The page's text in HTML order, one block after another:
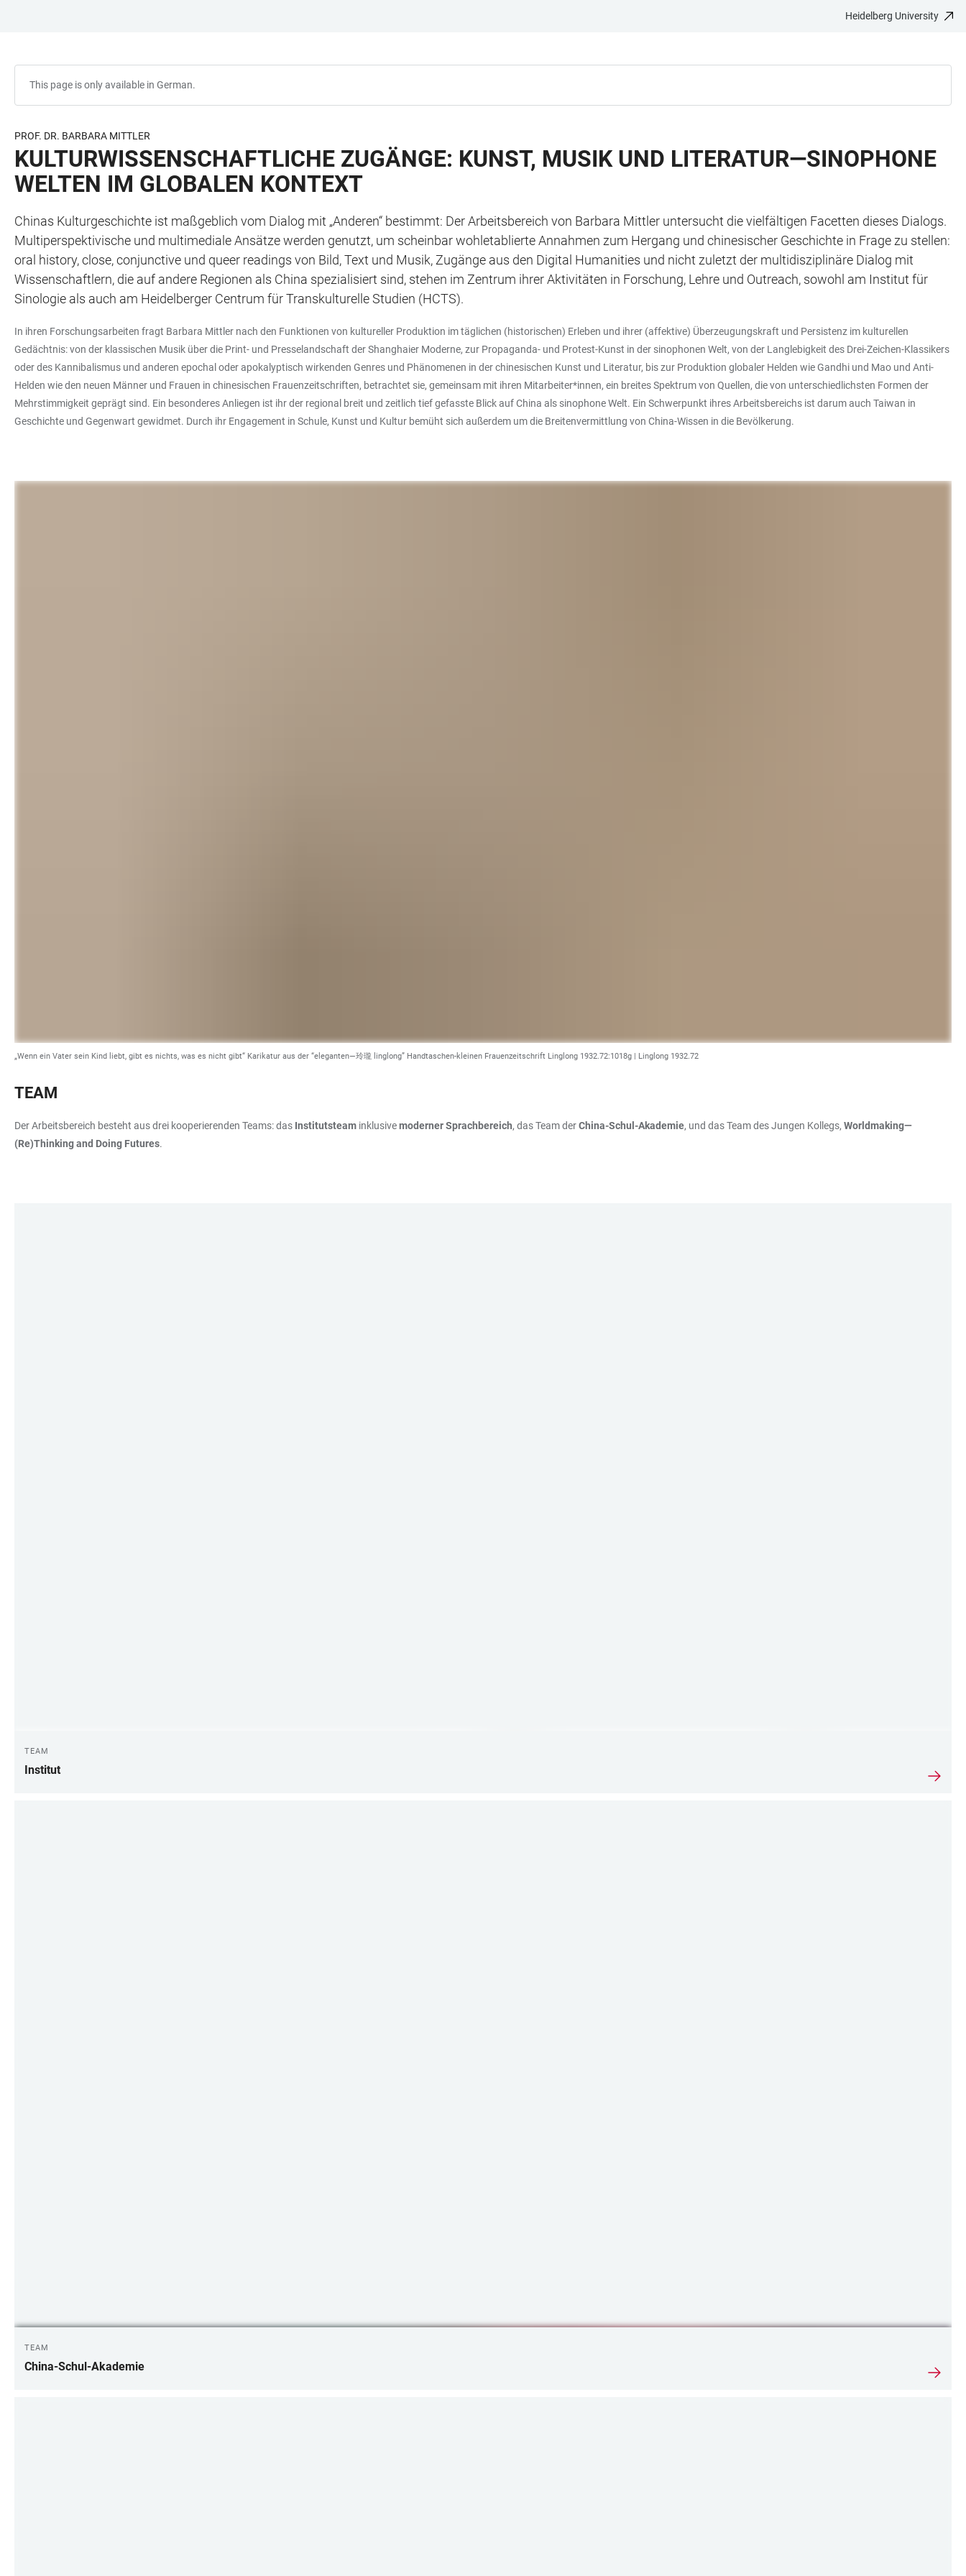
Heidelberg University
This page is only available in German.
PROF. DR. BARBARA MITTLER
KULTURWISSENSCHAFTLICHE ZUGÄNGE: KUNST, MUSIK UND LITERATUR—SINOPHONE
WELTEN IM GLOBALEN KONTEXT
Chinas Kulturgeschichte ist maßgeblich vom Dialog mit „Anderen“ bestimmt: Der Arbeitsbereich von Barbara Mittler untersucht die vielfältigen Facetten dieses Dialogs.
Multiperspektivische und multimediale Ansätze werden genutzt, um scheinbar wohletablierte Annahmen zum Hergang und chinesischer Geschichte in Frage zu stellen:
oral history, close, conjunctive und queer readings von Bild, Text und Musik, Zugänge aus den Digital Humanities und nicht zuletzt der multidisziplinäre Dialog mit
Wissenschaftlern, die auf andere Regionen als China spezialisiert sind, stehen im Zentrum ihrer Aktivitäten in Forschung, Lehre und Outreach, sowohl am Institut für
Sinologie als auch am Heidelberger Centrum für Transkulturelle Studien (HCTS).
In ihren Forschungsarbeiten fragt Barbara Mittler nach den Funktionen von kultureller Produktion im täglichen (historischen) Erleben und ihrer (affektive) Überzeugungskraft und Persistenz im kulturellen
Gedächtnis: von der klassischen Musik über die Print- und Presselandschaft der Shanghaier Moderne, zur Propaganda- und Protest-Kunst in der sinophonen Welt, von der Langlebigkeit des Drei-Zeichen-Klassikers
oder des Kannibalismus und anderen epochal oder apokalyptisch wirkenden Genres und Phänomenen in der chinesischen Kunst und Literatur, bis zur Produktion globaler Helden wie Gandhi und Mao und Anti-
Helden wie den neuen Männer und Frauen in chinesischen Frauenzeitschriften, betrachtet sie, gemeinsam mit ihren Mitarbeiter*innen, ein breites Spektrum von Quellen, die von unterschiedlichsten Formen der
Mehrstimmigkeit geprägt sind. Ein besonderes Anliegen ist ihr der regional breit und zeitlich tief gefasste Blick auf China als sinophone Welt. Ein Schwerpunkt ihres Arbeitsbereichs ist darum auch Taiwan in
Geschichte und Gegenwart gewidmet. Durch ihr Engagement in Schule, Kunst und Kultur bemüht sich außerdem um die Breitenvermittlung von China-Wissen in die Bevölkerung.
„Wenn ein Vater sein Kind liebt, gibt es nichts, was es nicht gibt“ Karikatur aus der “eleganten—玲瓏 linglong” Handtaschen-kleinen Frauenzeitschrift Linglong 1932.72:1018g | Linglong 1932.72
TEAM
Der Arbeitsbereich besteht aus drei kooperierenden Teams: das Institutsteam inklusivemoderner Sprachbereich, das Team derChina-Schul-Akademie, und das Team des Jungen Kollegs, Worldmaking—
(Re)Thinking and Doing Futures.
TEAM
Institut
TEAM
China-Schul-Akademie